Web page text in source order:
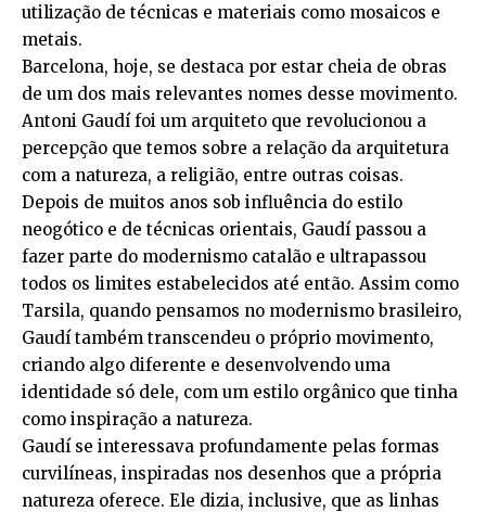
utilização de técnicas e materiais como mosaicos e
metais.
Barcelona, hoje, se destaca por estar cheia de obras
de um dos mais relevantes nomes desse movimento.
Antoni Gaudí foi um arquiteto que revolucionou a
percepção que temos sobre a relação da arquitetura
com a natureza, a religião, entre outras coisas.
Depois de muitos anos sob influência do estilo
neogótico e de técnicas orientais, Gaudí passou a
fazer parte do modernismo catalão e ultrapassou
todos os limites estabelecidos até então. Assim como
Tarsila, quando pensamos no modernismo brasileiro,
Gaudí também transcendeu o próprio movimento,
criando algo diferente e desenvolvendo uma
identidade só dele, com um estilo orgânico que tinha
como inspiração a natureza.
Gaudí se interessava profundamente pelas formas
curvilíneas, inspiradas nos desenhos que a própria
natureza oferece. Ele dizia, inclusive, que as linhas